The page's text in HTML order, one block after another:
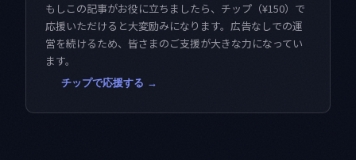
もしこの記事がお役に立ちましたら、チップ（¥150）で
応援いただけると大変励みになります。広告なしでの運
営を続けるため、皆さまのご支援が大きな力になってい
ます。
チップで応援する →